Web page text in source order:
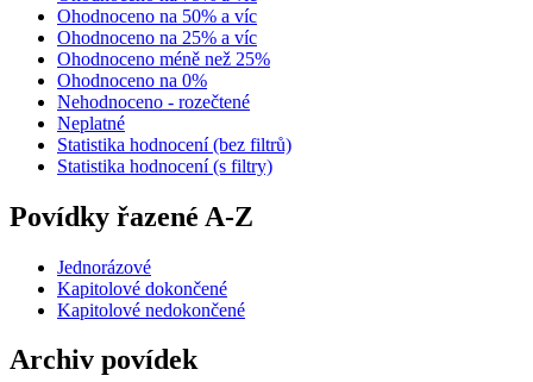
Ohodnoceno na 50% a víc
Ohodnoceno na 25% a víc
Ohodnoceno méně než 25%
Ohodnoceno na 0%
Nehodnoceno - rozečtené
Neplatné
Statistika hodnocení (bez filtrů)
Statistika hodnocení (s filtry)
Povídky řazené A-Z
Jednorázové
Kapitolové dokončené
Kapitolové nedokončené
Archiv povídek